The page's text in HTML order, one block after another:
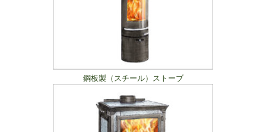
鋼板製（スチール）ストーブ